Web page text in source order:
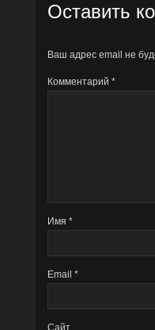
Оставить
Ваш адрес email не
Комментарий *
Имя *
Email *
Сайт